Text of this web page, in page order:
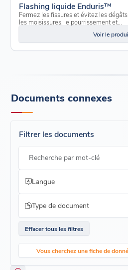
Flashing liquide Enduris™
Fermez les fissures et évitez les
les moisissures, le pourrissement et...
Voir le
Documents connexes
Filtrer les documents
Recherche par mot-clé
Langue
Type de document
Effacer tous les filtres
Vous cherchez une fiche de